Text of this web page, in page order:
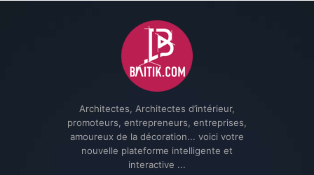
Architectes, Architectes d’intérieur,
promoteurs, entrepreneurs, entreprises,
amoureux de la décoration... voici votre
nouvelle plateforme intelligente et
interactive ...